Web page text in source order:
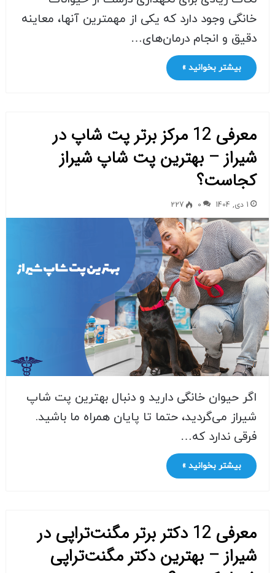
خانگی وجود دارد که یکی از مهمترین آنها، معاینه
دقیق و انجام درمان‌های…
بیشتر بخوانید »
معرفی 12 مرکز برتر پت شاپ در
شیراز – بهترین پت شاپ شیراز
کجاست؟
1 دی, 1404 0
227
اگر حیوان خانگی دارید و دنبال بهترین پت شاپ
شیراز می‌گردید، حتما تا پایان همراه ما باشید.
فرقی ندارد که…
بیشتر بخوانید »
معرفی 12 دکتر برتر مگنت‌تراپی در
شیراز – بهترین دکتر مگنت‌تراپی